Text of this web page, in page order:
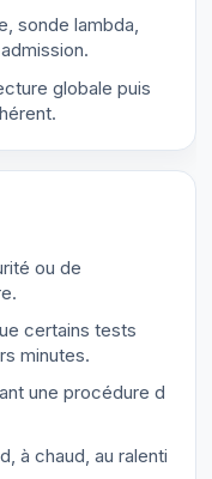
sonde lambda,
globale puis
ou de
certains tests
minutes.
une procédure d
à chaud, au ralenti